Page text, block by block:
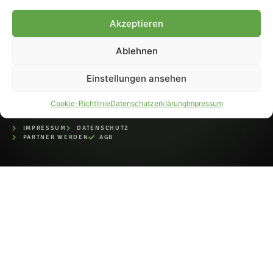
Akzeptieren
Ablehnen
Einstellungen ansehen
Cookie-RichtlinieDatenschutzerklärungImpressum
IMPRESSUM
DATENSCHUTZ
PARTNER WERDEN
AGB